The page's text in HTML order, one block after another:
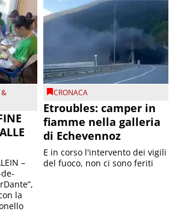
&
–
la
CRONACA
Etroubles: camper in
fiamme nella galleria
di Echevennoz
E in corso l'intervento dei vigili
del fuoco, non ci sono feriti